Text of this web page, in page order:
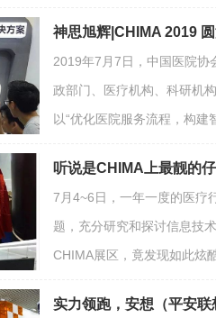
神思旭辉|CHIMA 2019 圆
2019年7月7日，中国医院协
政部门、医疗机构、科研机
以“优化医院服务流程，构
听说是CHIMA上最靓的
7月4~6日，一年一度的医疗
题，充分研究和探讨信息技
CHIMA展区，竟发现如此炫
实力领跑，安想（平安